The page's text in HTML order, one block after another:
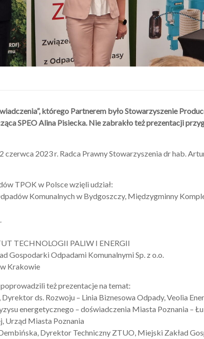
którego Partnerem było Stowarzyszenie
SPEO Alina Pisiecka. Nie zabrakło też prezentacji
2023 r. Radca Prawny Stowarzyszenia dr hab.
TPOK w Polsce wzięli udział:
Komunalnych w Bydgoszczy, Międzygminny
TECHNOLOGII PALIW I ENERGII
Gospodarki Odpadami Komunalnymi Sp. z o.o.
Krakowie
też prezentacje na temat:
ds. Rozwoju – Linia Biznesowa Odpady, Veolia
energetycznego – doświadczenia Miasta Poznania –
Urząd Miasta Poznania
Dyrektor Techniczny ZTUO, Miejski Zakład